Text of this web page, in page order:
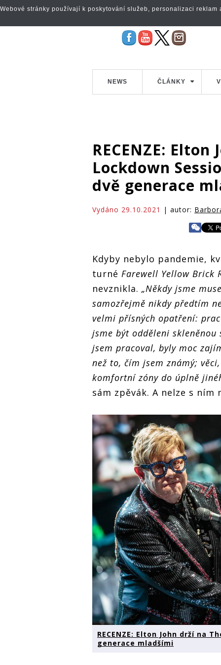
NEWS ČLÁNKY
RECENZE:
Lockdown
dvě generace
Vydáno 29.10.2021 | autor:
Kdyby nebylo pandemie,
turné Farewell Yellow Brick
nevznikla. „Někdy jsme
samozřejmě nikdy předtím
velmi přísných opatření:
jsme být odděleni skleněnou
jsem pracoval, byly moc
než to, čím jsem známý;
komfortní zóny do úplně
sám zpěvák. A nelze s ním
RECENZE: Elton John drží na
generace mladšími
Webové stránky používají k poskytování služeb, personalizaci